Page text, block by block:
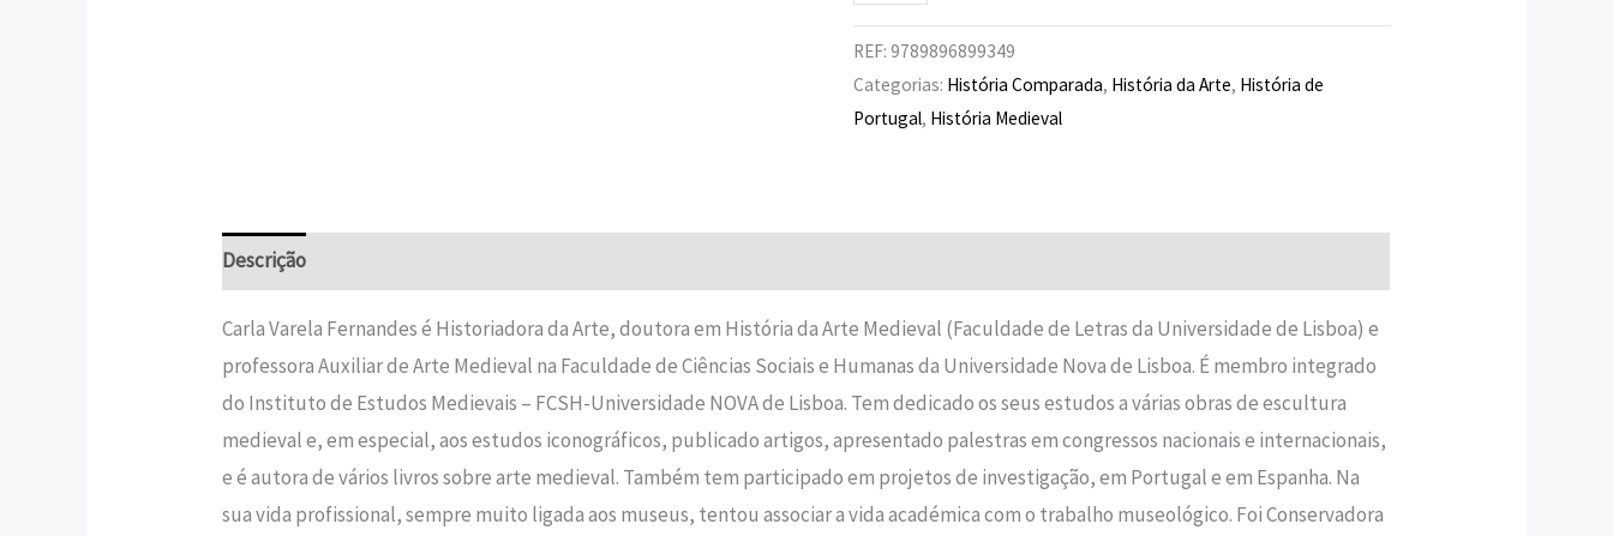
REF: 9789896899349
Categorias: História Comparada, História da Arte, História de
Portugal, História Medieval
Descrição
Carla Varela Fernandes é Historiadora da Arte, doutora em História da Arte Medieval (Faculdade de Letras da Universidade de Lisboa) e
professora Auxiliar de Arte Medieval na Faculdade de Ciências Sociais e Humanas da Universidade Nova de Lisboa. É membro integrado
do Instituto de Estudos Medievais – FCSH-Universidade NOVA de Lisboa. Tem dedicado os seus estudos a várias obras de escultura
medieval e, em especial, aos estudos iconográficos, publicado artigos, apresentado palestras em congressos nacionais e internacionais,
e é autora de vários livros sobre arte medieval. Também tem participado em projetos de investigação, em Portugal e em Espanha. Na
sua vida profissional, sempre muito ligada aos museus, tentou associar a vida académica com o trabalho museológico. Foi Conservadora